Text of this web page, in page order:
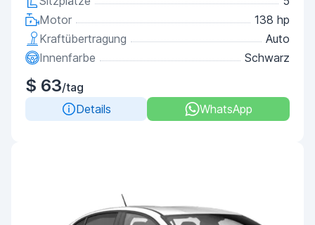
Motor
138 hp
Kraftübertragung
Auto
Innenfarbe
Schwarz
$ 63/tag
Details
WhatsApp